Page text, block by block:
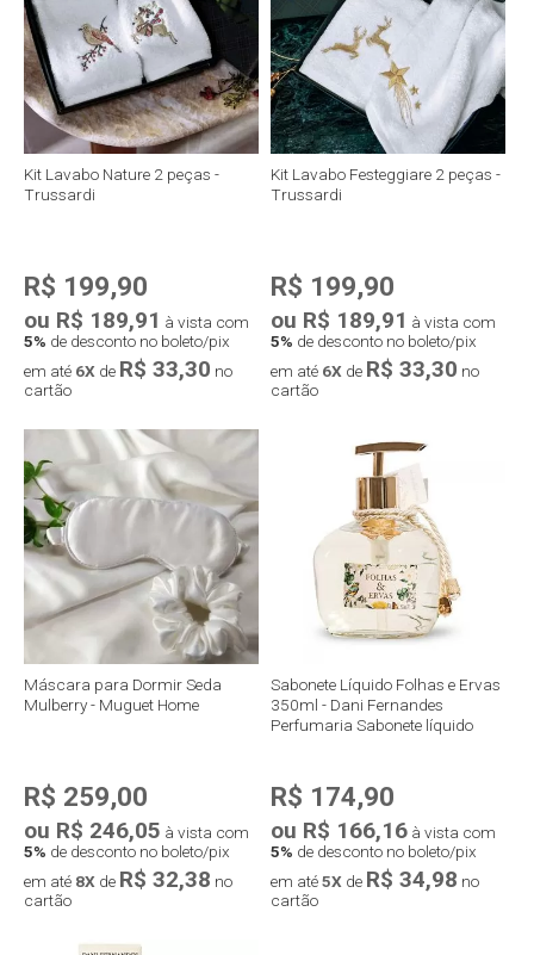
Kit Lavabo Nature 2 peças -
Trussardi
R$ 199,90
ou R$ 189,91 à vista com
5% de desconto no boleto/pix
em até 6X de R$ 33,30 no
cartão
Compra rápida
Kit Lavabo Festeggiare 2 peças -
Trussardi
R$ 199,90
ou R$ 189,91 à vista com
5% de desconto no boleto/pix
em até 6X de R$ 33,30 no
cartão
Compra rápida
Máscara para Dormir Seda
Mulberry - Muguet Home
R$ 259,00
ou R$ 246,05 à vista com
5% de desconto no boleto/pix
em até 8X de R$ 32,38 no
cartão
Sabonete Líquido Folhas e Ervas
350ml - Dani Fernandes
Perfumaria Sabonete líquido
R$ 174,90
ou R$ 166,16 à vista com
5% de desconto no boleto/pix
em até5X de R$ 34,98 no
cartão